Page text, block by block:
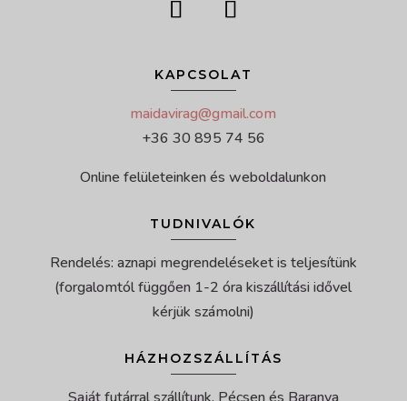
KAPCSOLAT
maidavirag@gmail.com
+36 30 895 74 56
Online felületeinken és weboldalunkon
TUDNIVALÓK
Rendelés: aznapi megrendeléseket is teljesítünk
(forgalomtól függően 1-2 óra kiszállítási idővel
kérjük számolni)
HÁZHOZSZÁLLÍTÁS